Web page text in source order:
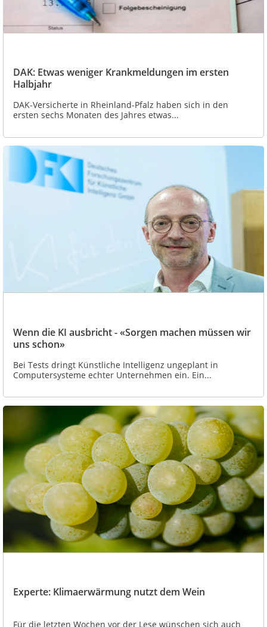
DAK: Etwas weniger Krankmeldungen im ersten
Halbjahr
DAK-Versicherte in Rheinland-Pfalz haben sich in den
ersten sechs Monaten des Jahres etwas...
Wenn die KI ausbricht - «Sorgen machen müssen wir
uns schon»
Bei Tests dringt Künstliche Intelligenz ungeplant in
Computersysteme echter Unternehmen ein. Ein...
Experte: Klimaerwärmung nutzt dem Wein
Für die letzten Wochen vor der Lese wünschen sich auch